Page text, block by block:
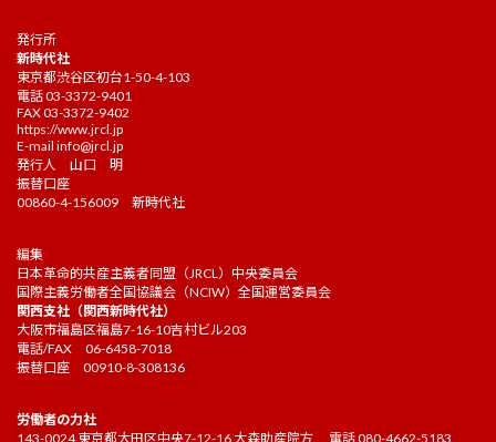
発行所
新時代社
東京都渋谷区初台1-50-4-103
電話 03-3372-9401
FAX 03-3372-9402
https://www.jrcl.jp
E-mail info@jrcl.jp
発行人 山口 明
振替口座
00860-4-156009 新時代社
編集
日本革命的共産主義者同盟（JRCL）中央委員会
国際主義労働者全国協議会（NCIW）全国運営委員会
関西支社（関西新時代社）
大阪市福島区福島7-16-10吉村ビル203
電話/FAX 06-6458-7018
振替口座 00910-8-308136
労働者の力社
143-0024 東京都大田区中央7-12-16 大森助産院方 電話 080-4662-5183